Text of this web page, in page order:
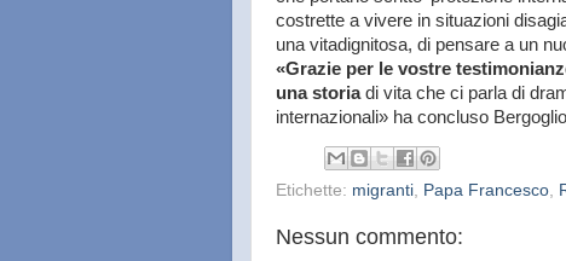
costrette a vivere in situazioni
una vitadignitosa, di pensare a un
«Grazie per le vostre
una storiadi vita che ci parla di
internazionali» ha concluso
Etichette: migranti Papa Francesco
Nessun commento: